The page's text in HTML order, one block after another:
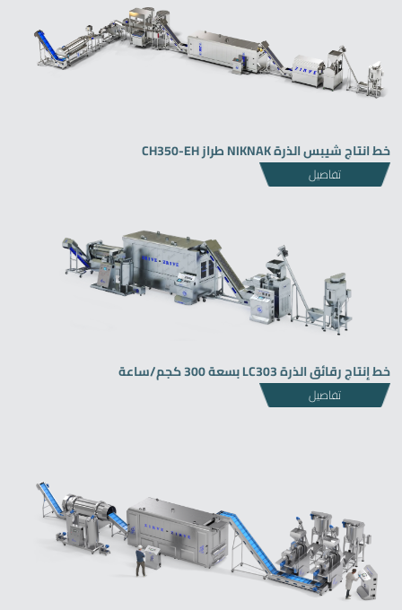
خط انتاج شيبس الذرة NIKNAK طراز CH350-EH
تفاصيل
خط إنتاج رقائق الذرة LC303 بسعة 300 كجم/ساعة
تفاصيل